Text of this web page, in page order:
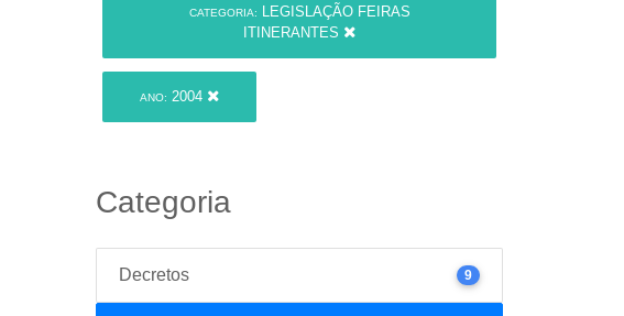
CATEGORIA:
LEGISLAÇÃO FEIRAS
ITINERANTES
ANO: 2004
Categoria
Decretos 9